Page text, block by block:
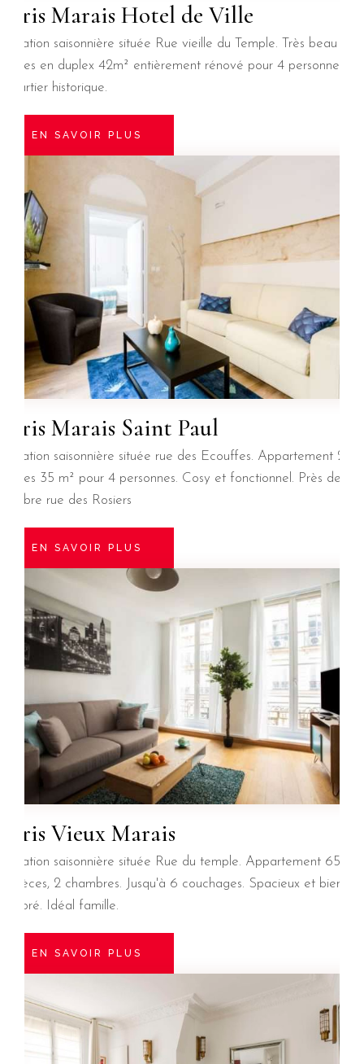
Paris Marais Hotel de Ville
Location saisonnière située Rue vieille du Temple. Très beau 2
pièces en duplex 42m² entièrement rénové pour 4 personnes.
Quartier historique.
EN SAVOIR PLUS
Paris Marais Saint Paul
Location saisonnière située rue des Ecouffes. Appartement 2
pièces 35 m² pour 4 personnes. Cosy et fonctionnel. Près de la
célèbre rue des Rosiers
EN SAVOIR PLUS
Paris Vieux Marais
Location saisonnière située Rue du temple. Appartement 65 m²
3 pièces, 2 chambres. Jusqu'à 6 couchages. Spacieux et bien
décoré. Idéal famille.
EN SAVOIR PLUS